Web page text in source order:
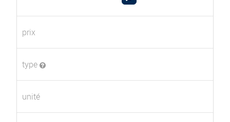
prix
type
unité